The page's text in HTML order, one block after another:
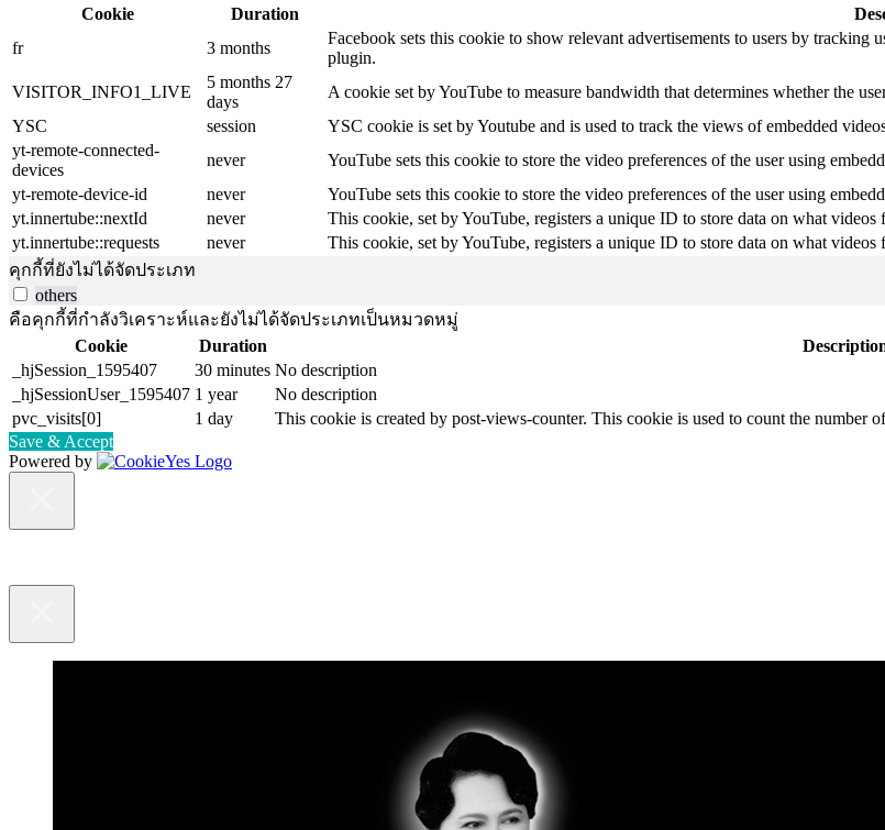
Cookie
Duration
fr
3 months
Facebook sets this cookie to show relevant advertisements to users by
plugin.
VISITOR_INFO1_LIVE
5 months 27
days
A cookie set by YouTube to measure bandwidth that determines whether the
YSC
session
YSC cookie is set by Youtube and is used to track the views of embedded
yt-remote-connected-
devices
never
YouTube sets this cookie to store the video preferences of the user using
yt-remote-device-id
never
YouTube sets this cookie to store the video preferences of the user using
yt.innertube::nextId
never
This cookie, set by YouTube, registers a unique ID to store data on what videos
yt.innertube::requests
never
This cookie, set by YouTube, registers a unique ID to store data on what videos
คุกกี้ที่ยังไม่ได้จัดประเภท
others
คือคุกกี้ที่กำลังวิเคราะห์และยังไม่ได้จัดประเภทเป็นหมวดหมู่
Cookie
Duration
_hjSession_1595407
30 minutes No description
_hjSessionUser_1595407 1 year
No description
pvc_visits[0]
1 day
This cookie is created by post-views-counter. This cookie is used to count the number
Save & Accept
Powered by